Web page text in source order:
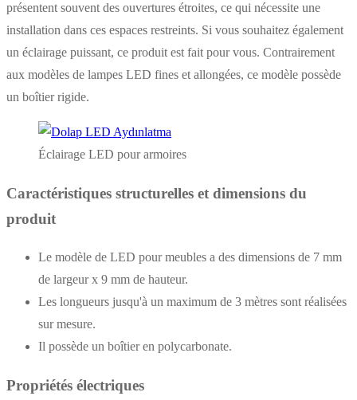
présentent souvent des ouvertures étroites, ce qui nécessite une
installation dans ces espaces restreints. Si vous souhaitez également
un éclairage puissant, ce produit est fait pour vous. Contrairement
aux modèles de lampes LED fines et allongées, ce modèle possède
un boîtier rigide.
Éclairage LED pour armoires
Caractéristiques structurelles et dimensions du
produit
Le modèle de LED pour meubles a des dimensions de 7 mm
de largeur x 9 mm de hauteur.
Les longueurs jusqu'à un maximum de 3 mètres sont réalisées
sur mesure.
Il possède un boîtier en polycarbonate.
Propriétés électriques